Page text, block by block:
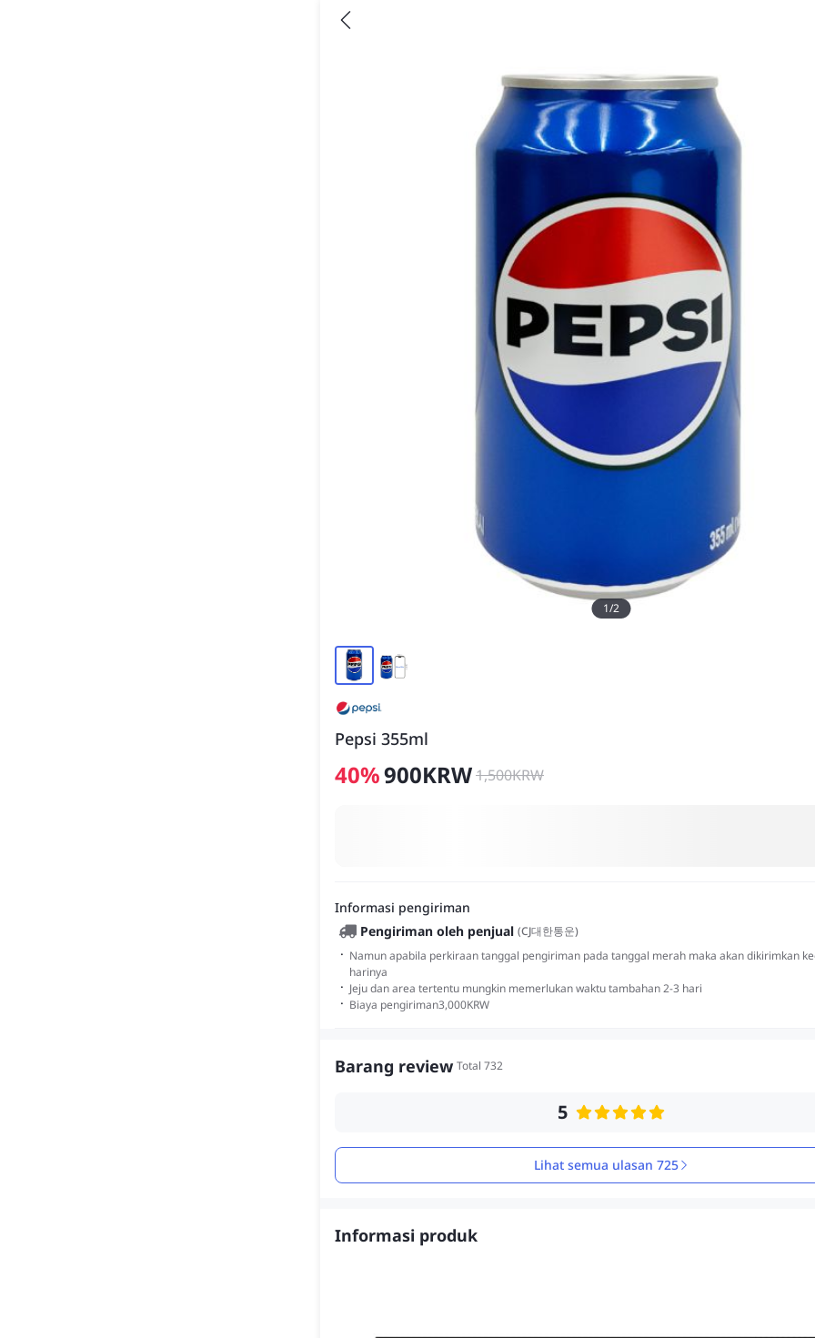
1/2
Pepsi 355ml
40%900KRW1,500KRW
Informasi pengiriman
Pengiriman oleh penjual (CJ대한통운)
· Namun apabila perkiraan tanggal pengiriman pada tanggal merah maka akan dikirimkan
harinya
· Jeju dan area tertentu mungkin memerlukan waktu tambahan 2-3 hari
· Biaya pengiriman3,000KRW
Barang review Total 732
5
Lihat semua ulasan 725
Informasi produk